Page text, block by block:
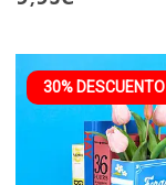
30% DESCUENTO